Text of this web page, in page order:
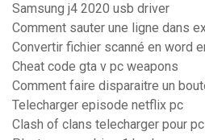
Samsung j4 2020 usb driver
Comment sauter une ligne dans
Convertir fichier scanné en word
Cheat code gta v pc weapons
Comment faire disparaitre un
Telecharger episode netflix pc
Clash of clans telecharger pour pc